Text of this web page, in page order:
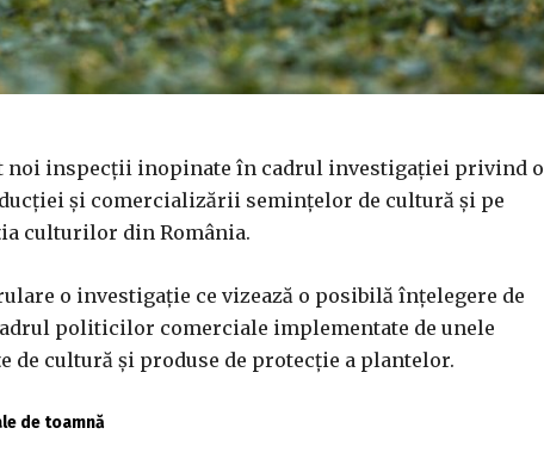
noi inspecţii inopinate în cadrul investigaţiei privind o
şi comercializării seminţelor de cultură şi pe
culturilor din România.
o investigaţie ce vizează o posibilă înţelegere de
politicilor comerciale implementate de unele
cultură şi produse de protecţie a plantelor.
de toamnă